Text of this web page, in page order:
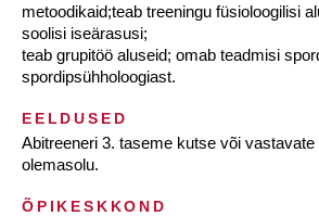
metoodikaid;teab treeningu füsioloogilisi
soolisi iseärasusi;
teab grupitöö aluseid; omab teadmisi
spordipsühholoogiast.
EELDUSED
Abitreeneri 3. taseme kutse või
olemasolu.
ÕPIKESKKOND